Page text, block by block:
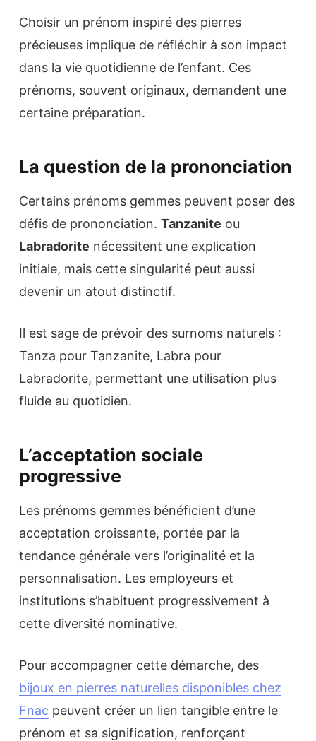
Choisir un prénom inspiré des pierres
précieuses implique de réfléchir à son impact
dans la vie quotidienne de l’enfant. Ces
prénoms, souvent originaux, demandent une
certaine préparation.
La question de la prononciation
Certains prénoms gemmes peuvent poser des
défis de prononciation. Tanzanite ou
Labradorite nécessitent une explication
initiale, mais cette singularité peut aussi
devenir un atout distinctif.
Il est sage de prévoir des surnoms naturels :
Tanza pour Tanzanite, Labra pour
Labradorite, permettant une utilisation plus
fluide au quotidien.
L’acceptation sociale
progressive
Les prénoms gemmes bénéficient d’une
acceptation croissante, portée par la
tendance générale vers l’originalité et la
personnalisation. Les employeurs et
institutions s’habituent progressivement à
cette diversité nominative.
Pour accompagner cette démarche, des
bijoux en pierres naturelles disponibles chez
Fnac peuvent créer un lien tangible entre le
prénom et sa signification, renforçant